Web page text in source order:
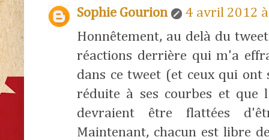
Sophie Gourion
4 avril 2012
Honnêtement, au delà du
réactions derrière qui m'a
dans ce tweet (et ceux qui
réduite à ses courbes et que
devraient être flattées
Maintenant, chacun est libre